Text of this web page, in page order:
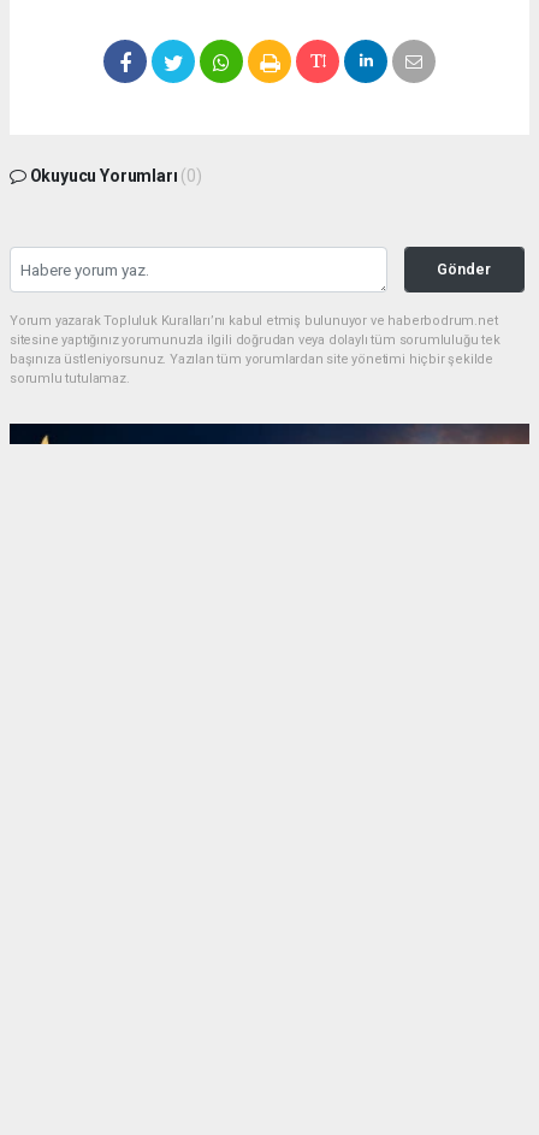
Okuyucu Yorumları (0)
Gönder
Yorum yazarak Topluluk Kuralları’nı kabul etmiş bulunuyor ve haberbodrum.net
sitesine yaptığınız yorumunuzla ilgili doğrudan veya dolaylı tüm sorumluluğu tek
başınıza üstleniyorsunuz. Yazılan tüm yorumlardan site yönetimi hiçbir şekilde
sorumlu tutulamaz.